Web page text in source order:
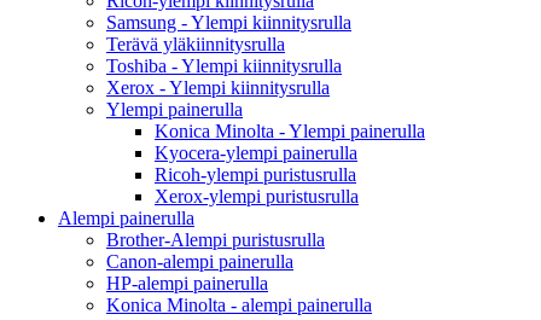
Samsung - Ylempi kiinnitysrulla
Terävä yläkiinnitysrulla
Toshiba - Ylempi kiinnitysrulla
Xerox - Ylempi kiinnitysrulla
Ylempi painerulla
Konica Minolta - Ylempi painerulla
Kyocera-ylempi painerulla
Ricoh-ylempi puristusrulla
Xerox-ylempi puristusrulla
Alempi painerulla
Brother-Alempi puristusrulla
Canon-alempi painerulla
HP-alempi painerulla
Konica Minolta - alempi painerulla